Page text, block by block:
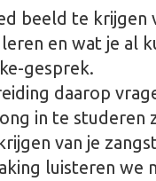
beeld te krijgen
en wat je al
gesprek.
daarop
in te studeren
van je
luisteren we